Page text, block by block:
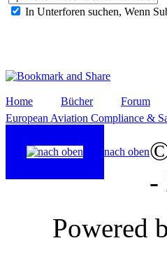
In Unterforen suchen, Wenn
Home Bücher Forum
European Aviation Compliance &
nach oben
-
Powered